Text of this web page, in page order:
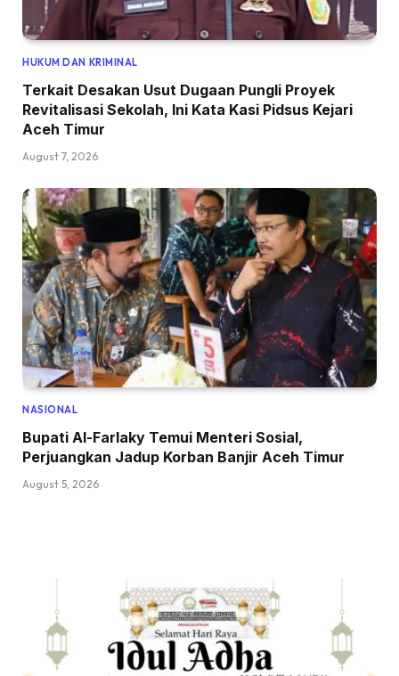
HUKUM DAN KRIMINAL
Terkait Desakan Usut Dugaan Pungli Proyek
Revitalisasi Sekolah, Ini Kata Kasi Pidsus Kejari
Aceh Timur
August 7, 2026
NASIONAL
Bupati Al-Farlaky Temui Menteri Sosial,
Perjuangkan Jadup Korban Banjir Aceh Timur
August 5, 2026